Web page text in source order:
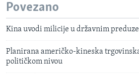
Povezano
Kina uvodi milicije u državnim
Planirana američko-kineska
političkom nivou